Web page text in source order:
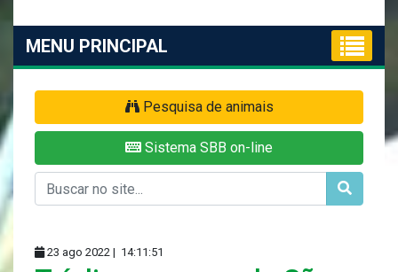
MENU PRINCIPAL
Pesquisa de animais
Sistema SBB on-line
23 ago 2022 | 14:11:51